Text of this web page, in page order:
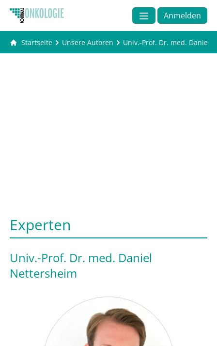
Anmelden
Startseite Unsere Autoren Univ.-Prof. Dr. med. Daniel
Experten
Univ.-Prof. Dr. med. Daniel
Nettersheim